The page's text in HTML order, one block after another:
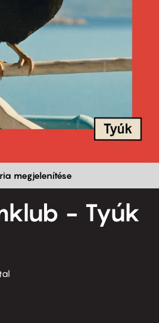
megjelenítése
- Tyúk